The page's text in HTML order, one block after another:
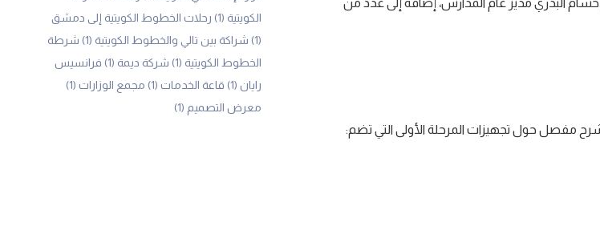
حسام البدري مدير عام المدارس، إضافة إلى عدد من
شرح مفصل حول تجهيزات المرحلة الأولى التي تضم:
الكويتية (1)
رحلات الخطوط الكويتية إلى دمشق
(1)
شراكة بين تالي والخطوط الكويتية (1)
شرطة
الخطوط الكويتية (1) شركة ديمة (1)
فرانسيس
رايان (1) قاعة الخدمات (1) مجمع الوزارات (1)
معرض التصميم (1)